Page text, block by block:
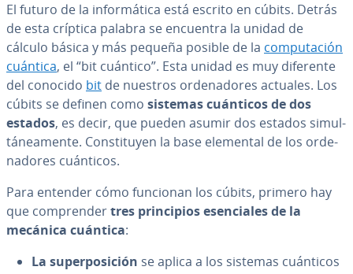
El futuro de la in­fo­r­má­ti­ca está escrito en cúbits. Detrás
de esta críptica palabra se encuentra la unidad de
cálculo básica y más pequeña posible de la co­mpu­tación
cuántica, el “bit cuántico”. Esta unidad es muy diferente
del conocido bit de nuestros or­de­na­do­res actuales. Los
cúbits se definen como sistemas cuánticos de dos
estados, es decir, que pueden asumir dos estados si­mu­l­
tá­nea­me­n­te. Co­n­s­ti­tu­yen la base elemental de los or­de­
na­do­res cuánticos.
Para entender cómo funcionan los cúbits, primero hay
que co­m­pre­n­dertres pri­n­ci­pios ese­n­cia­les de la
mecánica cuántica:
La su­pe­r­po­si­ción se aplica a los sistemas cuánticos